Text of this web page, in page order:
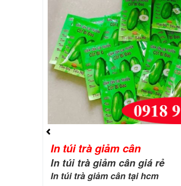
In túi trà giảm cân
In túi trà giảm cân giá rẻ
In túi trà giảm cân tại hcm